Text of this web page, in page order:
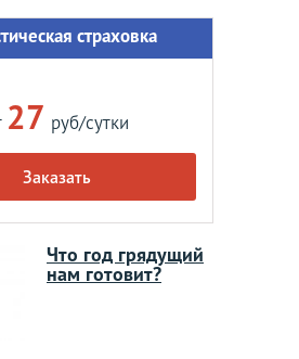
страховка
27 руб/сутки
Заказать
Что год грядущий
нам готовит?